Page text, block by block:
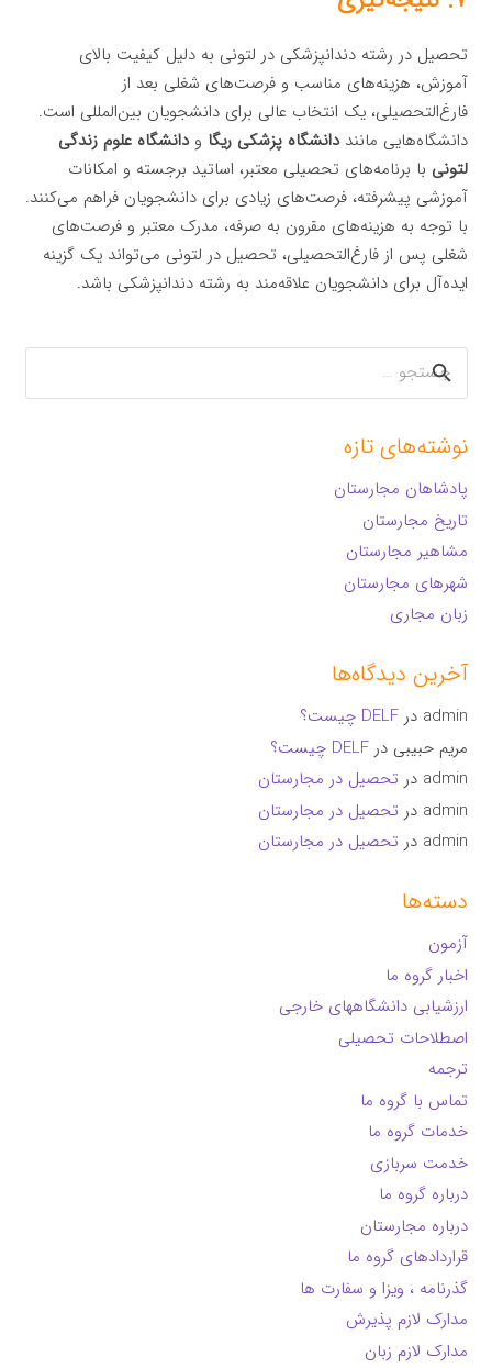
تحصیل در رشته دندانپزشکی در لتونی به دلیل کیفیت بالای
آموزش، هزینه‌های مناسب و فرصت‌های شغلی بعد از
فارغ‌التحصیلی، یک انتخاب عالی برای دانشجویان بین‌المللی است.
دانشگاه‌هایی ماننددانشگاه پزشکی ریگا ودانشگاه علوم زندگی
لتونی با برنامه‌های تحصیلی معتبر، اساتید برجسته و امکانات
آموزشی پیشرفته، فرصت‌های زیادی برای دانشجویان فراهم می‌کنند.
با توجه به هزینه‌های مقرون به صرفه، مدرک معتبر و فرصت‌های
شغلی پس از فارغ‌التحصیلی، تحصیل در لتونی می‌تواند یک گزینه
ایده‌آل برای دانشجویان علاقه‌مند به رشته دندانپزشکی باشد.
جستجو
برای:
نوشته‌های تازه
پادشاهان مجارستان
تاریخ مجارستان
مشاهیر مجارستان
شهرهای مجارستان
زبان مجاری
آخرین دیدگاه‌ها
admin درDELF چیست؟
مریم حبیبی درDELF چیست؟
admin در تحصیل در مجارستان
admin در تحصیل در مجارستان
admin در تحصیل در مجارستان
دسته‌ها
آزمون
اخبار گروه ما
ارزشیابی دانشگاههای خارجی
اصطلاحات تحصیلی
ترجمه
تماس با گروه ما
خدمات گروه ما
خدمت سربازی
درباره گروه ما
درباره مجارستان
قراردادهای گروه ما
گذرنامه ، ویزا و سفارت ها
مدارک لازم پذیرش
مدارک لازم زبان